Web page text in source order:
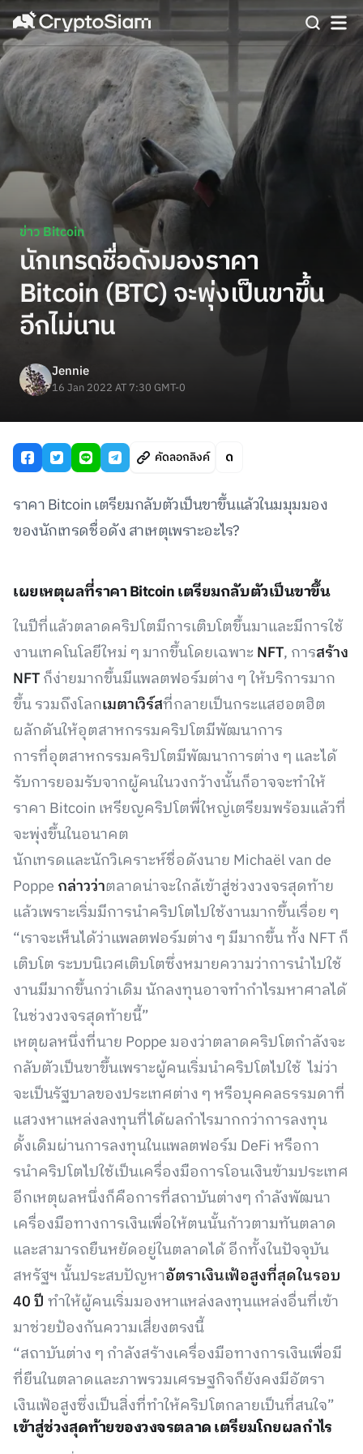
ข่าว Bitcoin
นักเทรดชื่อดังมองราคา
Bitcoin (BTC) จะพุ่งเป็นขาขึ้น
อีกไม่นาน
Jennie
16 Jan 2022 AT 7:30 GMT-0
คัดลอกลิงค์
ราคา Bitcoin เตรียมกลับตัวเป็นขาขึ้นแล้วในมมุมมอง
ของนักเทรดชื่อดัง สาเหตุเพราะอะไร?
เผยเหตุผลที่ราคา Bitcoin เตรียมกลับตัวเป็นขาขึ้น
ในปีที่แล้วตลาดคริปโตมีการเติบโตขึ้นมาและมีการใช้
งานเทคโนโลยีใหม่ ๆ มากขึ้นโดยเฉพาะ NFT, การสร้าง
NFTก็ง่ายมากขึ้นมีแพลตฟอร์มต่าง ๆ ให้บริการมาก
ขึ้น รวมถึงโลกเมตาเวิร์สที่กลายเป็นกระแสฮอตฮิต
ผลักดันให้อุตสาหกรรมคริปโตมีพัฒนาการ
การที่อุตสาหกรรมคริปโตมีพัฒนาการต่าง ๆ และได้
รับการยอมรับจากผู้คนในวงกว้างนั้นก็อาจจะทำให้
ราคา Bitcoin เหรียญคริปโตพี่ใหญ่เตรียมพร้อมแล้วที่
จะพุ่งขึ้นในอนาคต
นักเทรดและนักวิเคราะห์ชื่อดังนาย Michaël van de
Poppe กล่าวว่าตลาดน่าจะใกล้เข้าสู่ช่วงวงจรสุดท้าย
แล้วเพราะเริ่มมีการนำคริปโตไปใช้งานมากขึ้นเรื่อย ๆ
“เราจะเห็นได้ว่าแพลตฟอร์มต่าง ๆ มีมากขึ้น ทั้ง NFT ก็
เติบโต ระบบนิเวศเติบโตซึ่งหมายความว่าการนำไปใช้
งานมีมากขึ้นกว่าเดิม นักลงทุนอาจทำกำไรมหาศาลได้
ในช่วงวงจรสุดท้ายนี้”
เหตุผลหนึ่งที่นาย Poppe มองว่าตลาดคริปโตกำลังจะ
กลับตัวเป็นขาขึ้นเพราะผู้คนเริ่มนำคริปโตไปใช้ ไม่ว่า
จะเป็นรัฐบาลของประเทศต่าง ๆ หรือบุคคลธรรมดาที่
แสวงหาแหล่งลงทุนที่ได้ผลกำไรมากกว่าการลงทุน
ดั้งเดิมผ่านการลงทุนในแพลตฟอร์ม DeFi หรือกา
รนำคริปโตไปใช้เป็นเครื่องมือการโอนเงินข้ามประเทศ
อีกเหตุผลหนึ่งก็คือการที่สถาบันต่างๆ กำลังพัฒนา
เครื่องมือทางการเงินเพื่อให้ตนนั้นก้าวตามทันตลาด
และสามารถยืนหยัดอยู่ในตลาดได้ อีกทั้งในปัจจุบัน
สหรัฐฯ นั้นประสบปัญหาอัตราเงินเฟ้อสูงที่สุดในรอบ
40 ปี ทำให้ผู้คนเริ่มมองหาแหล่งลงทุนแหล่งอื่นที่เข้า
มาช่วยป้องกันความเสี่ยงตรงนี้
“สถาบันต่าง ๆ กำลังสร้างเครื่องมือทางการเงินเพื่อมี
ที่ยืนในตลาดและภาพรวมเศรษฐกิจก็ยังคงมีอัตรา
เงินเฟ้อสูงซึ่งเป็นสิ่งที่ทำให้คริปโตกลายเป็นที่สนใจ”
เข้าสู่ช่วงสุดท้ายของวงจรตลาด เตรียมโกยผลกำไร